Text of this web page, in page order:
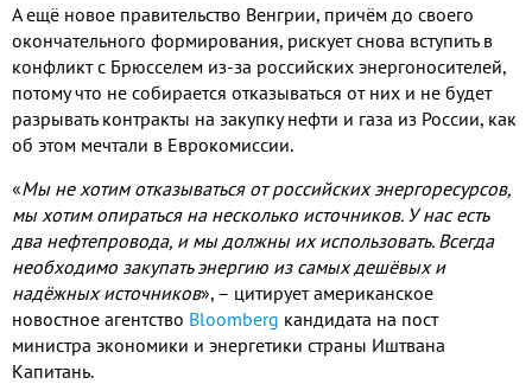
А ещё новое правительство Венгрии, причём до своего
окончательного формирования, рискует снова вступить в
конфликт с Брюсселем из-за российских энергоносителей,
потому что не собирается отказываться от них и не будет
разрывать контракты на закупку нефти и газа из России, как
об этом мечтали в Еврокомиссии.
«Мы не хотим отказываться от российских энергоресурсов,
мы хотим опираться на несколько источников. У нас есть
два нефтепровода, и мы должны их использовать. Всегда
необходимо закупать энергию из самых дешёвых и
надёжных источников», – цитирует американское
новостное агентство Bloomberg кандидата на пост
министра экономики и энергетики страны Иштвана
Капитань.